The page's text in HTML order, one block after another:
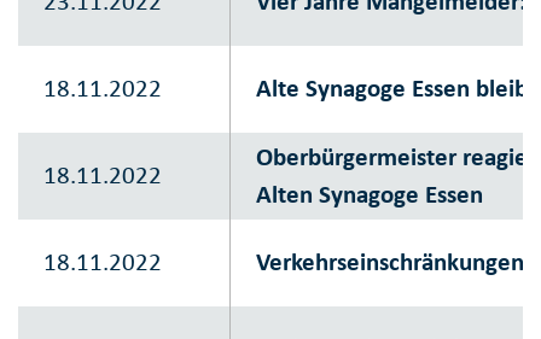
18.11.2022 Alte Synagoge Essen
18.11.2022
Oberbürgermeister
Alten Synagoge Essen
18.11.2022 Verkehrseinschränkungen